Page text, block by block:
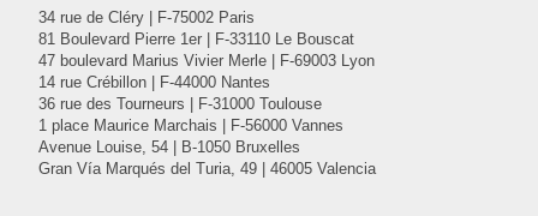
34 rue de Cléry | F-75002 Paris
81 Boulevard Pierre 1er | F-33110 Le Bouscat
47 boulevard Marius Vivier Merle | F-69003 Lyon
14 rue Crébillon | F-44000 Nantes
36 rue des Tourneurs | F-31000 Toulouse
1 place Maurice Marchais | F-56000 Vannes
Avenue Louise, 54 | B-1050 Bruxelles
Gran Vía Marqués del Turia, 49 | 46005 Valencia